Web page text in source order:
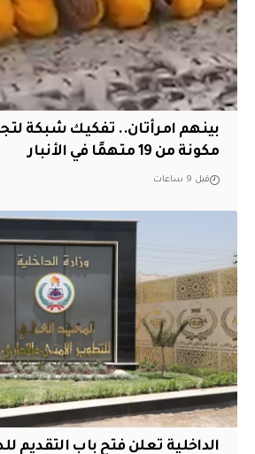
بينهم امرأتان.. تفكيك شبكة
مكونة من 19 متهمًا في الأنبار
قبل 9 ساعات